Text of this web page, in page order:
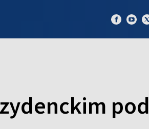
pod